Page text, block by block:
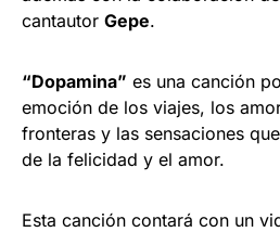
cantautor Gepe.
“Dopamina” es una canción
emoción de los viajes, los
fronteras y las sensaciones
de la felicidad y el amor.
Esta canción contará con un